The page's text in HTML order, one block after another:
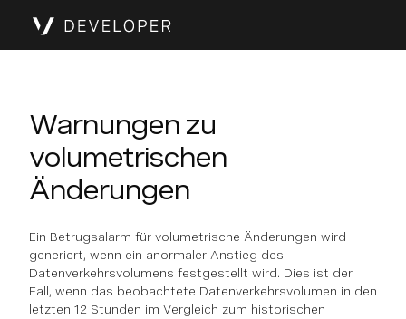
Warnungen zu
volumetrischen
Änderungen
Ein Betrugsalarm für volumetrische Änderungen wird
generiert, wenn ein anormaler Anstieg des
Datenverkehrsvolumens festgestellt wird. Dies ist der
Fall, wenn das beobachtete Datenverkehrsvolumen in den
letzten 12 Stunden im Vergleich zum historischen